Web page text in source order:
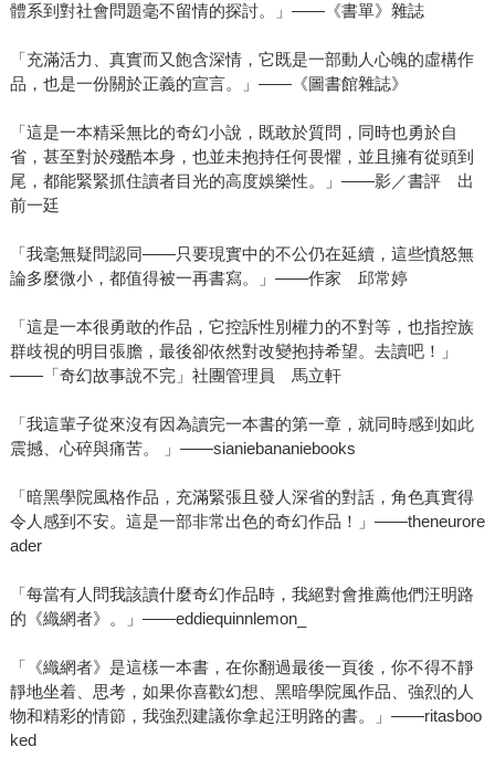
體系到對社會問題毫不留情的探討。」——《書單》雜誌
「充滿活力、真實而又飽含深情，它既是一部動人心魄的虛構作
品，也是一份關於正義的宣言。」——《圖書館雜誌》
「這是一本精采無比的奇幻小說，既敢於質問，同時也勇於自
省，甚至對於殘酷本身，也並未抱持任何畏懼，並且擁有從頭到
尾，都能緊緊抓住讀者目光的高度娛樂性。」——影／書評 出
前一廷
「我毫無疑問認同——只要現實中的不公仍在延續，這些憤怒無
論多麼微小，都值得被一再書寫。」——作家 邱常婷
「這是一本很勇敢的作品，它控訴性別權力的不對等，也指控族
群歧視的明目張膽，最後卻依然對改變抱持希望。去讀吧！」
——「奇幻故事說不完」社團管理員 馬立軒
「我這輩子從來沒有因為讀完一本書的第一章，就同時感到如此
震撼、心碎與痛苦。 」——sianiebananiebooks
「暗黑學院風格作品，充滿緊張且發人深省的對話，角色真實得
令人感到不安。這是一部非常出色的奇幻作品！」——theneurore
ader
「每當有人問我該讀什麼奇幻作品時，我絕對會推薦他們汪明路
的《織網者》。」——eddiequinnlemon_
「《織網者》是這樣一本書，在你翻過最後一頁後，你不得不靜
靜地坐着、思考，如果你喜歡幻想、黑暗學院風作品、強烈的人
物和精彩的情節，我強烈建議你拿起汪明路的書。」——ritasboo
ked